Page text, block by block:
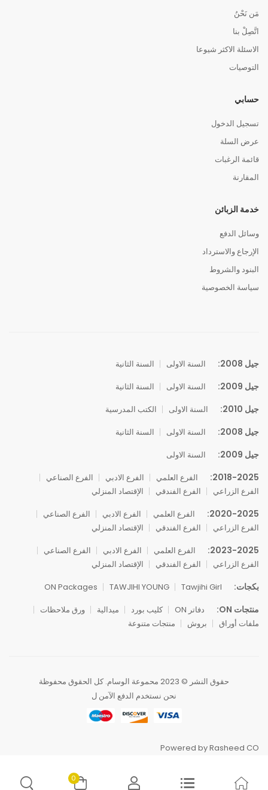
مَن نَحْنُ
اتَّصِلْ بنا
الاسئلة الاكثر شيوعا
التوصيات
حسابي
تسجيل الدخول
عرض السلة
قائمة الرغبات
المقارنة
خدمة الزبائن
وسائل الدفع
الإرجاع والاسترداد
البنود والشروط
سياسة الخصوصية
جيل 2008: السنة الاولى السنة الثانية
جيل 2009: السنة الاولى السنة الثانية
جيل 2010: السنة الاولى الكتب المدرسية
جيل 2008: السنة الاولى السنة الثانية
جيل 2009: السنة الاولى
2018-2025: الفرع العلمي الفرع الادبي
الفرع الصناعي
الفرع الزراعي
الفرع الفندقي الإقتصاد المنزلي
2020-2025: الفرع العلمي الفرع الادبي
الفرع الصناعي
الفرع الزراعي
الفرع الفندقي الإقتصاد المنزلي
2023-2025: الفرع العلمي الفرع الادبي
الفرع الصناعي
الفرع الزراعي
الفرع الفندقي الإقتصاد المنزلي
بكجات: Tawjihi Girl
TAWJIHI YOUNG
ON Packages
منتجات ON: دفاتر ON كليب بورد ميدالية
ورق ملاحظات
ملفات أوراق
بروش منتجات متنوعة
حقوق النشر © 2023 محموعة الوسام. كل الحقوق محفوظة
نحن نستخدم الدفع الآمن ل
Powered by Rasheed CO
0